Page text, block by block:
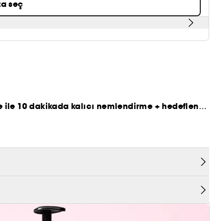
seç
10 dakikada kalıcı nemlendirme + hedeflenen